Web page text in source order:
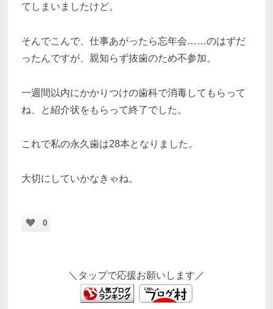
てしまいましたけど。
そんでこんで、仕事あがったら忘年会……のはずだ
ったんですが、親知らず抜歯のため不参加。
一週間以内にかかりつけの歯科で消毒してもらって
ね、と紹介状をもらって終了でした。
これで私の永久歯は28本となりました。
大切にしていかなきゃね。
0
＼タップで応援お願いします／